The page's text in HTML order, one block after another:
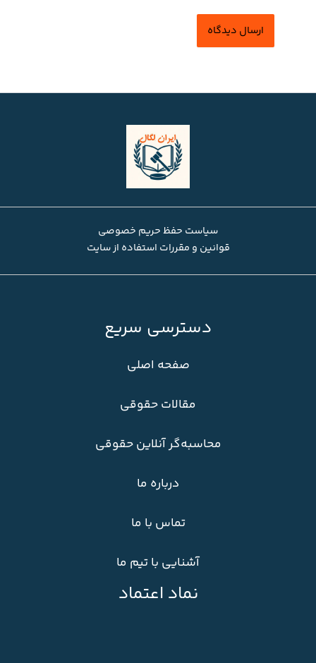
سیاست حفظ حریم خصوصی
قوانین و مقررات استفاده از سایت
دسترسی سریع
صفحه اصلی
مقالات حقوقی
محاسبه‌گر آنلاین حقوقی
درباره ما
تماس با ما
آشنایی با تیم ما
نماد اعتماد